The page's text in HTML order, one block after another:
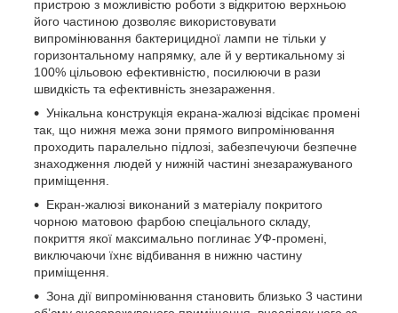
пристрою з можливістю роботи з відкритою верхньою
його частиною дозволяє використовувати
випромінювання бактерицидної лампи не тільки у
горизонтальному напрямку, але й у вертикальному зі
100% цільовою ефективністю, посилюючи в рази
швидкість та ефективність знезараження.
Унікальна конструкція екрана-жалюзі відсікає промені
так, що нижня межа зони прямого випромінювання
проходить паралельно підлозі, забезпечуючи безпечне
знаходження людей у нижній частині знезаражуваного
приміщення.
Екран-жалюзі виконаний з матеріалу покритого
чорною матовою фарбою спеціального складу,
покриття якої максимально поглинає УФ-промені,
виключаючи їхнє відбивання в нижню частину
приміщення.
Зона дії випромінювання становить близько 3 частини